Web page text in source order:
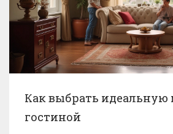
Как выбрать идеальную
гостиной